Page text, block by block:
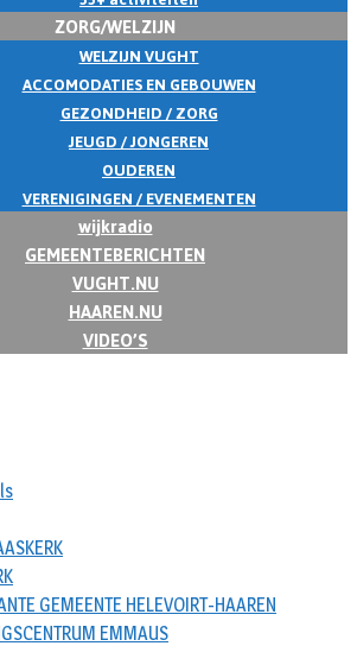
ZORG/WELZIJN
WELZIJN VUGHT
ACCOMODATIES EN GEBOUWEN
GEZONDHEID / ZORG
JEUGD / JONGEREN
OUDEREN
VERENIGINGEN / EVENEMENTEN
wijkradio
GEMEENTEBERICHTEN
VUGHT.NU
HAAREN.NU
VIDEO’S
GEMEENTE HELEVOIRT-HAAREN
EMMAUS